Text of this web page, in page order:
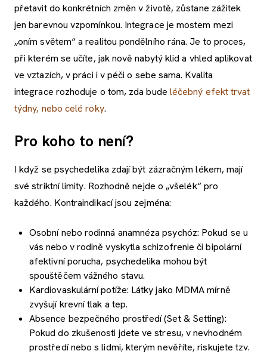
přetavit do konkrétních změn v životě, zůstane zážitek
jen barevnou vzpomínkou. Integrace je mostem mezi
„oním světem“ a realitou pondělního rána. Je to proces,
při kterém se učíte, jak nově nabytý klid a vhled aplikovat
ve vztazích, v práci i v péči o sebe sama. Kvalita
integrace rozhoduje o tom, zda bude léčebný efekt trvat
týdny, nebo celé roky.
Pro koho to není?
I když se psychedelika zdají být zázračným lékem, mají
své striktní limity. Rozhodně nejde o „všelék“ pro
každého. Kontraindikací jsou zejména:
Osobní nebo rodinná anamnéza psychóz: Pokud se u
vás nebo v rodině vyskytla schizofrenie či bipolární
afektivní porucha, psychedelika mohou být
spouštěčem vážného stavu.
Kardiovaskulární potíže: Látky jako MDMA mírně
zvyšují krevní tlak a tep.
Absence bezpečného prostředí (Set & Setting):
Pokud do zkušenosti jdete ve stresu, v nevhodném
prostředí nebo s lidmi, kterým nevěříte, riskujete tzv.